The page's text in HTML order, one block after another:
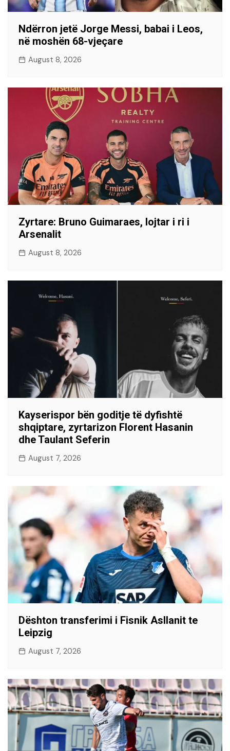
Ndërron jetë Jorge Messi, babai i Leos,
në moshën 68-vjeçare
August 8, 2026
​Zyrtare: Bruno Guimaraes, lojtar i ri i
Arsenalit
August 8, 2026
Kayserispor bën goditje të dyfishtë
shqiptare, zyrtarizon Florent Hasanin
dhe Taulant Seferin
August 7, 2026
Dështon transferimi i Fisnik Asllanit te
Leipzig
August 7, 2026